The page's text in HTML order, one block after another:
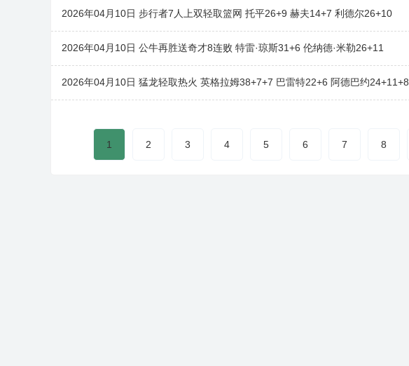
2026年04月10日 步行者7人上双轻取篮网 托平26+9 赫夫14+7 利德尔26+10
2026年04月10日 公牛再胜送奇才8连败 特雷·琼斯31+6 伦纳德·米勒26+11
2026年04月10日 猛龙轻取热火 英格拉姆38+7+7 巴雷特22+6 阿德巴约24+11+8
1 2 3 4 5 6 7 8